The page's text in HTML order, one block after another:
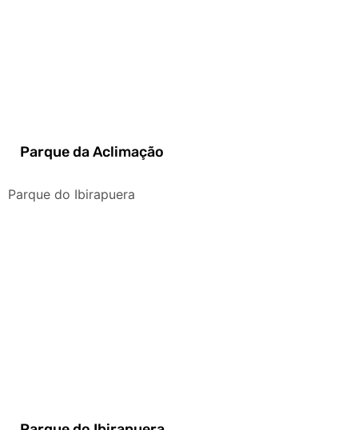
Parque da Aclimação
Parque do Ibirapuera